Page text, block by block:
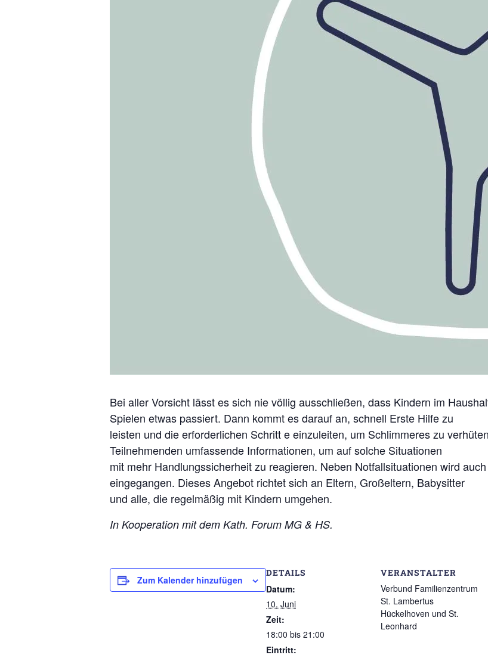
Bei aller Vorsicht lässt es sich nie völlig ausschließen, dass Kindern im
Spielen etwas passiert. Dann kommt es darauf an, schnell Erste Hilfe zu
leisten und die erforderlichen Schritt e einzuleiten, um Schlimmeres zu
Teilnehmenden umfassende Informationen, um auf solche Situationen
mit mehr Handlungssicherheit zu reagieren. Neben Notfallsituationen wird
eingegangen. Dieses Angebot richtet sich an Eltern, Großeltern, Babysitter
und alle, die regelmäßig mit Kindern umgehen.
In Kooperation mit dem Kath. Forum MG & HS.
Zum Kalender hinzufügen
DETAILS
Datum:
10. Juni
Zeit:
18:00 bis 21:00
Eintritt:
VERANSTALTER
Verbund Familienzentrum
St. Lambertus
Hückelhoven und St.
Leonhard